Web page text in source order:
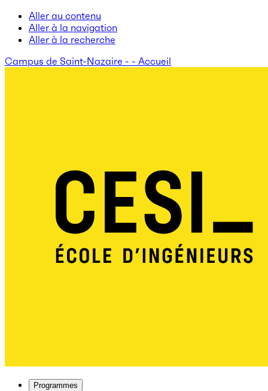
Aller au contenu
Aller à la navigation
Aller à la recherche
Campus de Saint-Nazaire - - Accueil
Programmes